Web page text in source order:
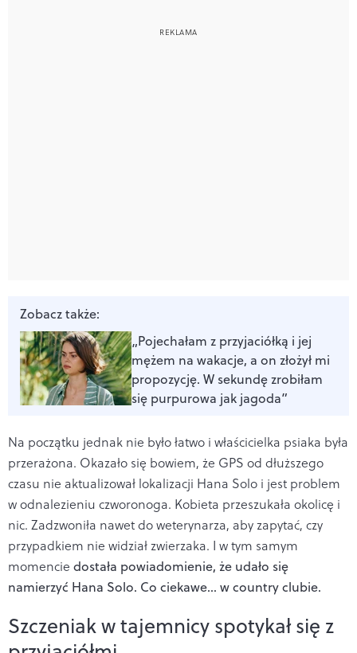
Zobacz także:
„Pojechałam z przyjaciółką i jej
mężem na wakacje, a on złożył mi
propozycję. W sekundę zrobiłam
się purpurowa jak jagoda”
Na początku jednak nie było łatwo i właścicielka psiaka była
przerażona. Okazało się bowiem, że GPS od dłuższego
czasu nie aktualizował lokalizacji Hana Solo i jest problem
w odnalezieniu czworonoga. Kobieta przeszukała okolicę i
nic. Zadzwoniła nawet do weterynarza, aby zapytać, czy
przypadkiem nie widział zwierzaka. I w tym samym
momencie dostała powiadomienie, że udało się
namierzyć Hana Solo. Co ciekawe… w country clubie.
Szczeniak w tajemnicy spotykał się z